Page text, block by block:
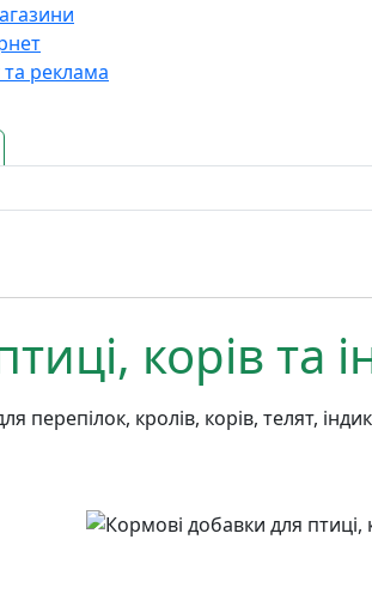
реклама
корів та
кролів, корів, телят,